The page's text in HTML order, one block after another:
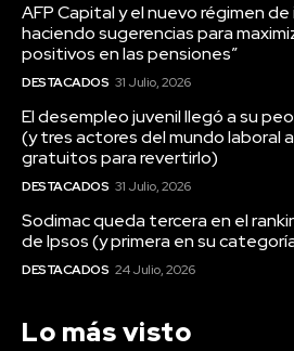
AFP Capital y el nuevo régimen
haciendo sugerencias para
positivos en las pensiones”
DESTACADOS 31 Julio, 2026
El desempleo juvenil llegó a su
(y tres actores del mundo laboral
gratuitos para revertirlo)
DESTACADOS 31 Julio, 2026
Sodimac queda tercera en el
de Ipsos (y primera en su
DESTACADOS 24 Julio, 2026
Lo más visto